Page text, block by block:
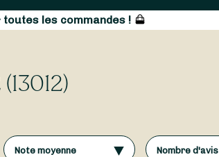
les commandes !
Note moyenne Nombre d'avis